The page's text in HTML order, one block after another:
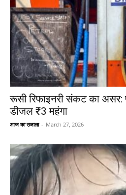
रूसी रिफाइनरी संकट का
डीजल ₹3 महंगा
आज का उजाला - March 27, 2026